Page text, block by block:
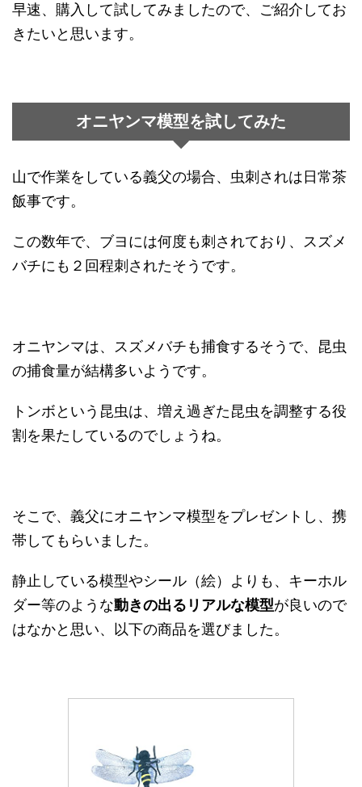
早速、購入して試してみましたので、ご紹介してお
きたいと思います。
オニヤンマ模型を試してみた
山で作業をしている義父の場合、虫刺されは日常茶
飯事です。
この数年で、ブヨには何度も刺されており、スズメ
バチにも２回程刺されたそうです。
オニヤンマは、スズメバチも捕食するそうで、昆虫
の捕食量が結構多いようです。
トンボという昆虫は、増え過ぎた昆虫を調整する役
割を果たしているのでしょうね。
そこで、義父にオニヤンマ模型をプレゼントし、携
帯してもらいました。
静止している模型やシール（絵）よりも、キーホル
ダー等のような動きの出るリアルな模型が良いので
はなかと思い、以下の商品を選びました。